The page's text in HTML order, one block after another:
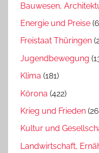
Bauwesen,
Energie und Preise
Freistaat Thüringen
Jugendbewegung
Klima (181)
Kórona (422)
Krieg und Frieden
Kultur und
Landwirtschaft,